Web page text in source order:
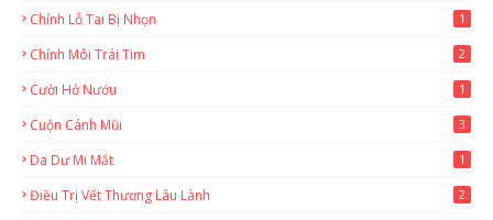
Chỉnh Lỗ Tai Bị Nhọn 1
Chỉnh Môi Trái Tim 2
Cười Hở Nướu 1
Cuộn Cánh Mũi 3
Da Dư Mi Mắt 1
Điều Trị Vết Thương Lâu Lành 2